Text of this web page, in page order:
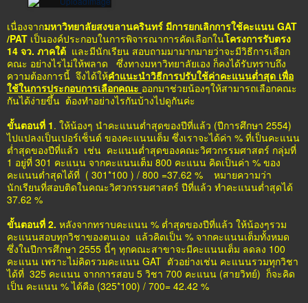
เนื่องจากมหาวิทยาลัยสงขลานครินทร์ มีการยกเลิกการใช้คะแนน GAT
/PAT เป็นองค์ประกอบในการพิจารณาการคัดเลือกในโครงการรับตรง
14 จว. ภาคใต้ และมีนักเรียน สอบถามมามากมายว่าจะมีวิธีการเลือก
คณะ อย่างไรไม่ให้พลาด ซึ่งทางมหาวิทยาลัยเอง ก็คงได้รับทราบถึง
ความต้องการนี้ จึงได้ให้คำแนะนำวิธีการปรับใช้ค่าคะแนนต่ำสุด เพื่อ
ใช้ในการประกอบการเลือกคณะ ออกมาช่วยน้องๆให้สามารถเลือกคณะ
กันได้ง่ายขึ้น ต้องทำอย่างไรกันบ้างไปดูกันค่ะ
ขั้นตอนที่ 1. ให้น้องๆ นำคะแนนต่ำสุดของปีที่แล้ว (ปีการศึกษา 2554)
ไปแปลงเป็นเปอร์เซ็นต์ ของคะแนนเต็ม ซึ่งเราจะได้ค่า % ที่เป็นคะแนน
ต่ำสุดของปีที่แล้ว เช่น คะแนนต่ำสุดของคณะวิศวกรรมศาสตร์ กลุ่มที่
1 อยู่ที่ 301 คะแนน จากคะแนนเต็ม 800 คะแนน คิดเป็นค่า % ของ
คะแนนต่ำสุดได้ที่ ( 301*100 ) / 800 =37.62 % หมายความว่า
นักเรียนที่สอบติดในคณะวิศวกรรมศาสตร์ ปีที่แล้ว ทำคะแนนต่ำสุดได้
37.62 %
ขั้นตอนที่ 2. หลังจากทราบคะแนน % ต่ำสุดของปีที่แล้ว ให้น้องๆรวม
คะแนนสอบทุกวิชาของตนเอง แล้วคิดเป็น % จากคะแนนเต็มทั้งหมด
ซึ่งในปีการศึกษา 2555 นี้ๆ ทุกคณะสาขาจะมีคะแนนเต็ม ลดลง 100
คะแนน เพราะไม่คิดรวมคะแนน GAT ตัวอย่างเช่น คะแนนรวมทุกวิชา
ได้ที่ 325 คะแนน จากการสอบ 5 วิชา 700 คะแนน (สายวิทย์) ก็จะคิด
เป็น คะแนน % ได้คือ (325*100) / 700= 42.42 %